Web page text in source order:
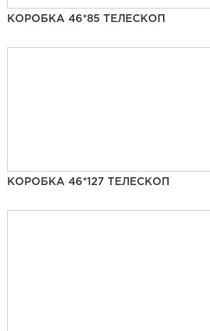
КОРОБКА 46*85 ТЕЛЕСКОП
КОРОБКА 46*127 ТЕЛЕСКОП